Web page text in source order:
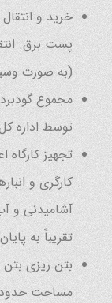
خرید و
پست برق.
(به صورت
مجموع
توسط اداره
تجهیز کارگاه
کارگری و
آشامیدنی و
تقریباً به
بتن ریزی بتن
مساحت